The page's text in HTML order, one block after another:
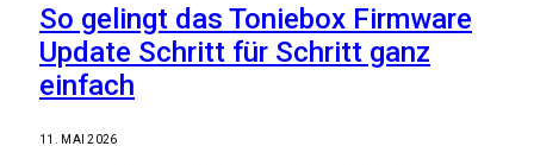
So gelingt das Toniebox Firmware
Update Schritt für Schritt ganz
einfach
11. MAI 2026